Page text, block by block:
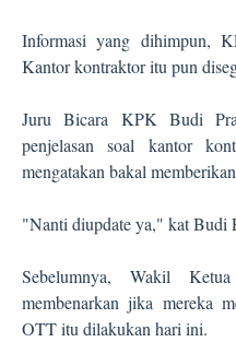
Informasi yang dihimpun,
Kantor kontraktor itu pun
Juru Bicara KPK Budi
penjelasan soal kantor
mengatakan bakal
"Nanti diupdate ya," kat Budi
Sebelumnya, Wakil
membenarkan jika mereka
OTT itu dilakukan hari ini.